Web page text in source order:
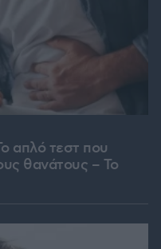
απλό τεστ που
θανάτους – Το